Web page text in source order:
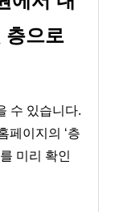
층으로
수 있습니다.
페이지의 ‘층
미리 확인